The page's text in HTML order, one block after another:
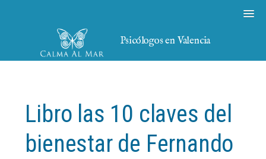
Psicólogos en Valencia
Libro las 10 claves del
bienestar de Fernando